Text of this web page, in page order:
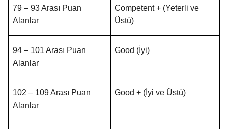
79 – 93 Arası Puan
Alanlar
Competent + (Yeterli ve
Üstü)
94 – 101 Arası Puan
Alanlar
Good (İyi)
102 – 109 Arası Puan
Alanlar
Good + (İyi ve Üstü)